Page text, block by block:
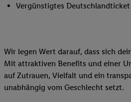
Vergünstigtes Deutschlandticket
Wir legen Wert darauf, dass sich
Mit attraktiven Benefits und einer
auf Zutrauen, Vielfalt und ein
unabhängig vom Geschlecht setzt.